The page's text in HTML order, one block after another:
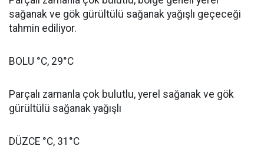
sağanak ve gök gürültülü sağanak yağışlı geçeceği
tahmin ediliyor.
BOLU °C, 29°C
Parçalı zamanla çok bulutlu, yerel sağanak ve gök
gürültülü sağanak yağışlı
DÜZCE °C, 31°C